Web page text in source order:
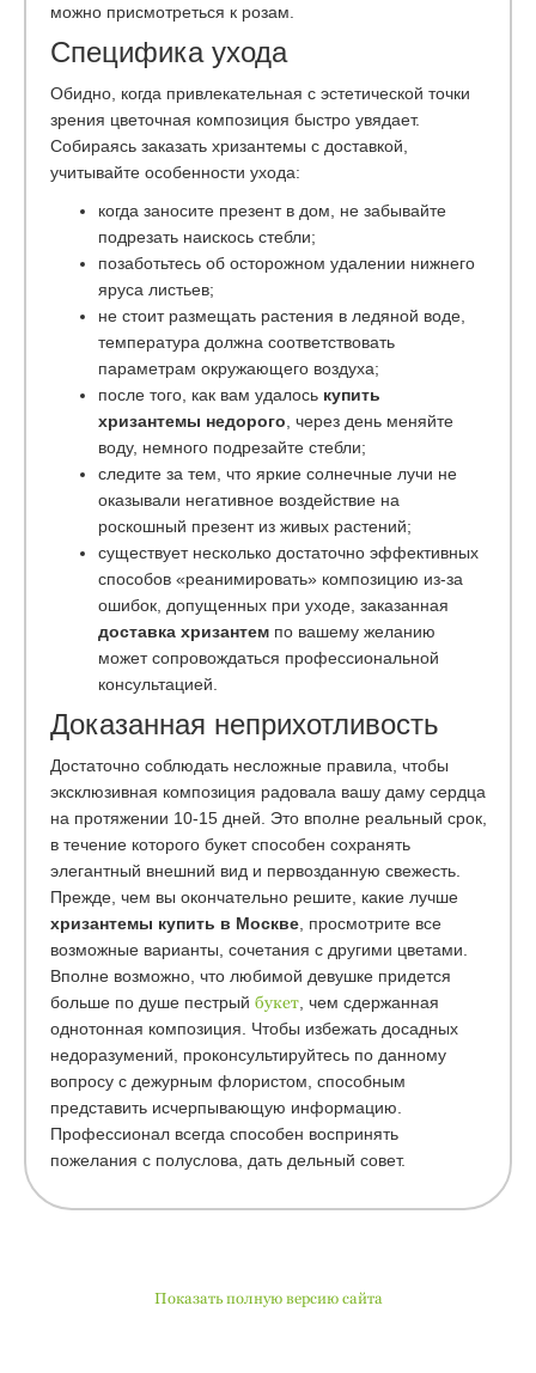
можно присмотреться к розам.
Специфика ухода
Обидно, когда привлекательная с эстетической точки
зрения цветочная композиция быстро увядает.
Собираясь заказать хризантемы с доставкой,
учитывайте особенности ухода:
когда заносите презент в дом, не забывайте
подрезать наискось стебли;
позаботьтесь об осторожном удалении нижнего
яруса листьев;
не стоит размещать растения в ледяной воде,
температура должна соответствовать
параметрам окружающего воздуха;
после того, как вам удалось купить
хризантемы недорого , через день меняйте
воду, немного подрезайте стебли;
следите за тем, что яркие солнечные лучи не
оказывали негативное воздействие на
роскошный презент из живых растений;
существует несколько достаточно эффективных
способов «реанимировать» композицию из-за
ошибок, допущенных при уходе, заказанная
доставка хризантемпо вашему желанию
может сопровождаться профессиональной
консультацией.
Доказанная неприхотливость
Достаточно соблюдать несложные правила, чтобы
эксклюзивная композиция радовала вашу даму сердца
на протяжении 10-15 дней. Это вполне реальный срок,
в течение которого букет способен сохранять
элегантный внешний вид и первозданную свежесть.
Прежде, чем вы окончательно решите, какие лучше
хризантемы купить в Москве, просмотрите все
возможные варианты, сочетания с другими цветами.
Вполне возможно, что любимой девушке придется
больше по душе пестрый букет, чем сдержанная
однотонная композиция. Чтобы избежать досадных
недоразумений, проконсультируйтесь по данному
вопросу с дежурным флористом, способным
представить исчерпывающую информацию.
Профессионал всегда способен воспринять
пожелания с полуслова, дать дельный совет.
Показать полную версию сайта